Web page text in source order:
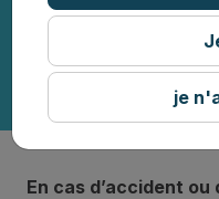
TOTALE ET
En cas d’accident
je